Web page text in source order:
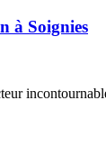
à Soignies